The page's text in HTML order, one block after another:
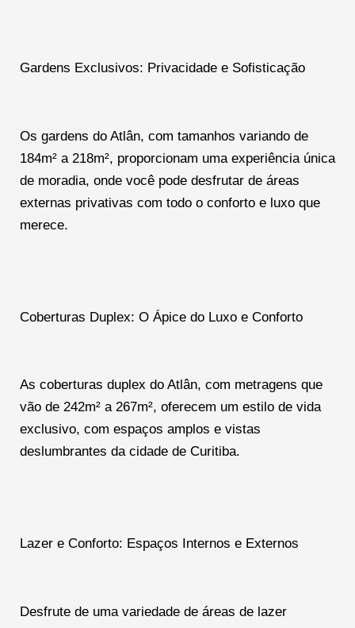
Gardens Exclusivos: Privacidade e Sofisticação
Os gardens do Atlân, com tamanhos variando de
184m² a 218m², proporcionam uma experiência única
de moradia, onde você pode desfrutar de áreas
externas privativas com todo o conforto e luxo que
merece.
Coberturas Duplex: O Ápice do Luxo e Conforto
As coberturas duplex do Atlân, com metragens que
vão de 242m² a 267m², oferecem um estilo de vida
exclusivo, com espaços amplos e vistas
deslumbrantes da cidade de Curitiba.
Lazer e Conforto: Espaços Internos e Externos
Desfrute de uma variedade de áreas de lazer